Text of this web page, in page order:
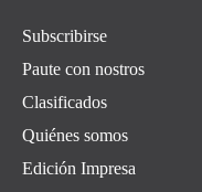
Subscribirse
Paute con nostros
Clasificados
Quiénes somos
Edición Impresa